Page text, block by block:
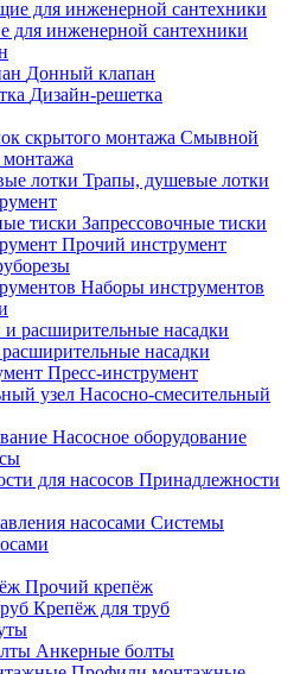
для инженерной сантехники
Донный клапан
Дизайн-решетка
Смывной
монтажа
Трапы, душевые лотки
Запрессовочные тиски
Прочий инструмент
Наборы инструментов
насадки
Пресс-инструмент
Насосно-смесительный
Насосное оборудование
Принадлежности
Системы
Прочий крепёж
Крепёж для труб
Анкерные болты